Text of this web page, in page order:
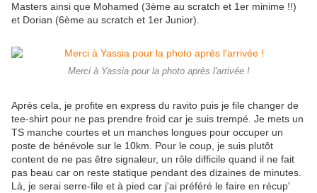
Masters ainsi que Mohamed (3ème au scratch et 1er minime !!)
et Dorian (6ème au scratch et 1er Junior).
Merci à Yassia pour la photo après l'arrivée !
Après cela, je profite en express du ravito puis je file changer de
tee-shirt pour ne pas prendre froid car je suis trempé. Je mets un
TS manche courtes et un manches longues pour occuper un
poste de bénévole sur le 10km. Pour le coup, je suis plutôt
content de ne pas être signaleur, un rôle difficile quand il ne fait
pas beau car on reste statique pendant des dizaines de minutes.
Là, je serai serre-file et à pied car j'ai préféré le faire en récup'